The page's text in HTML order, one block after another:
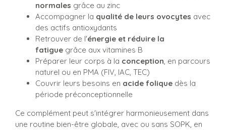
normales grâce au zinc
Accompagner la qualité de leurs ovocytes avec
des actifs antioxydants
Retrouver de l'énergie et réduire la
fatigue grâce aux vitamines B
Préparer leur corps à la conception, en parcours
naturel ou en PMA (FIV, IAC, TEC)
Couvrir leurs besoins en acide folique dès la
période préconceptionnelle
Ce complément peut s'intégrer harmonieusement dans
une routine bien-être globale, avec ou sans SOPK, en